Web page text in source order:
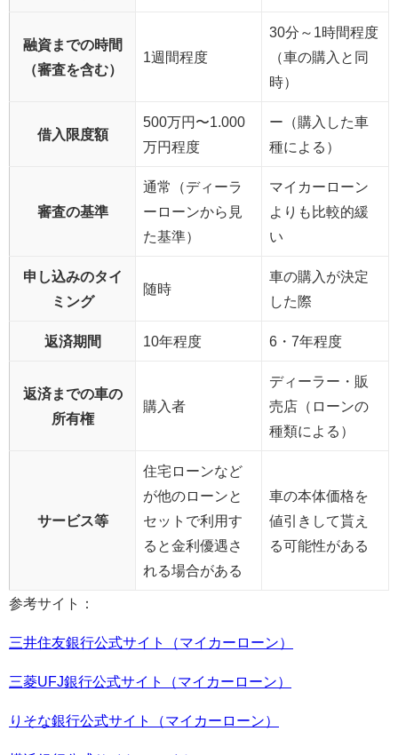
融資までの時間
（審査を含む）
1週間程度
30分～1時間程度
（車の購入と同
時）
借入限度額
500万円〜1.000
万円程度
ー（購入した車
種による）
審査の基準
通常（ディーラ
ーローンから見
た基準）
マイカーローン
よりも比較的緩
い
申し込みのタイ
ミング
随時
車の購入が決定
した際
返済期間 10年程度 6・7年程度
返済までの車の
所有権
購入者
ディーラー・販
売店（ローンの
種類による）
サービス等
住宅ローンなど
が他のローンと
セットで利用す
ると金利優遇さ
れる場合がある
車の本体価格を
値引きして貰え
る可能性がある
参考サイト：
三井住友銀行公式サイト（マイカーローン）
三菱UFJ銀行公式サイト（マイカーローン）
りそな銀行公式サイト（マイカーローン）